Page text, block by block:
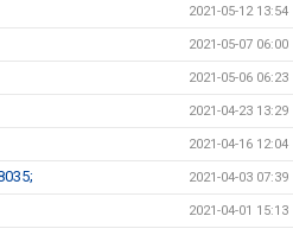
2021-05-12 13:54
2021-05-07 06:00
2021-05-06 06:23
2021-04-23 13:29
2021-04-16 12:04
2021-04-03 07:39
2021-04-01 15:13